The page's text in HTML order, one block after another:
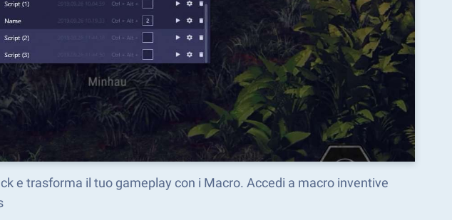
e trasforma il tuo gameplay con i Macro. Accedi a macro inventive